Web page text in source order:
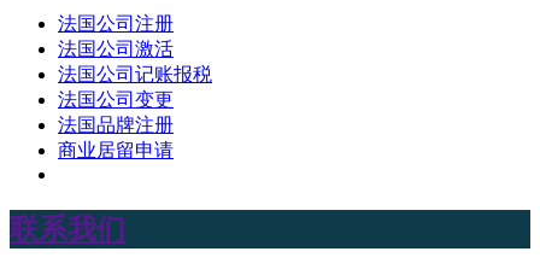
法国公司注册
法国公司激活
法国公司记账报税
法国公司变更
法国品牌注册
商业居留申请
联系我们